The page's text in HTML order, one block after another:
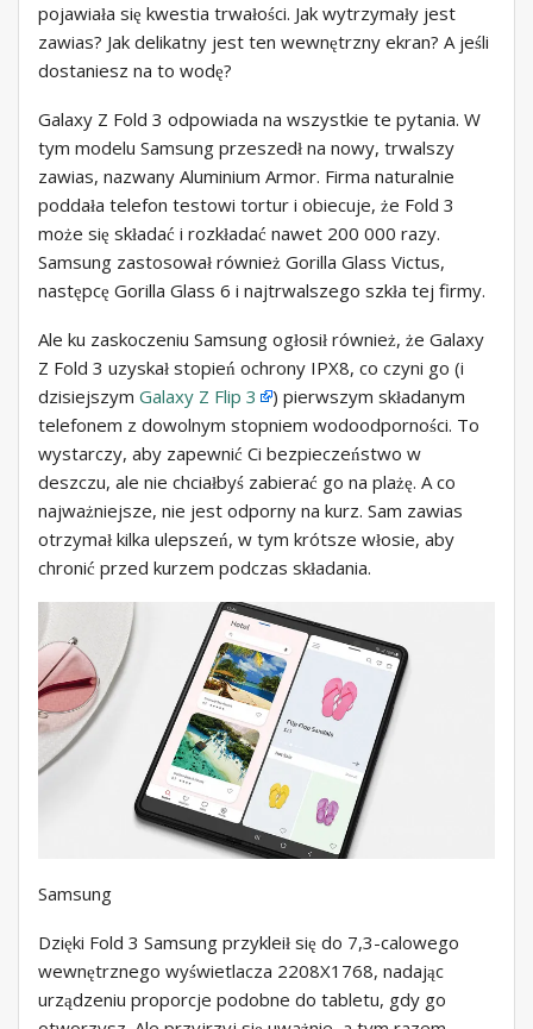
pojawiała się kwestia trwałości. Jak wytrzymały jest
zawias? Jak delikatny jest ten wewnętrzny ekran? A jeśli
dostaniesz na to wodę?
Galaxy Z Fold 3 odpowiada na wszystkie te pytania. W
tym modelu Samsung przeszedł na nowy, trwalszy
zawias, nazwany Aluminium Armor. Firma naturalnie
poddała telefon testowi tortur i obiecuje, że Fold 3
może się składać i rozkładać nawet 200 000 razy.
Samsung zastosował również Gorilla Glass Victus,
następcę Gorilla Glass 6 i najtrwalszego szkła tej firmy.
Ale ku zaskoczeniu Samsung ogłosił również, że Galaxy
Z Fold 3 uzyskał stopień ochrony IPX8, co czyni go (i
dzisiejszym Galaxy Z Flip 3
) pierwszym składanym
telefonem z dowolnym stopniem wodoodporności. To
wystarczy, aby zapewnić Ci bezpieczeństwo w
deszczu, ale nie chciałbyś zabierać go na plażę. A co
najważniejsze, nie jest odporny na kurz. Sam zawias
otrzymał kilka ulepszeń, w tym krótsze włosie, aby
chronić przed kurzem podczas składania.
Samsung
Dzięki Fold 3 Samsung przykleił się do 7,3-calowego
wewnętrznego wyświetlacza 2208X1768, nadając
urządzeniu proporcje podobne do tabletu, gdy go